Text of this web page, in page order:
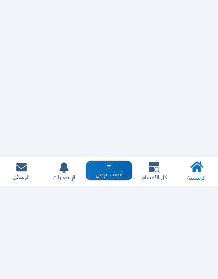
الرئيسية كل الأقسام أضف عرض الإشعارات الرسائل